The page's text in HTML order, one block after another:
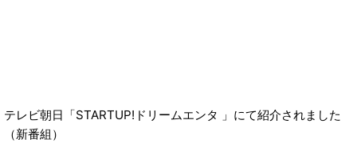
テレビ朝日「STARTUP!ドリームエンタ 」にて紹介されました
（新番組）